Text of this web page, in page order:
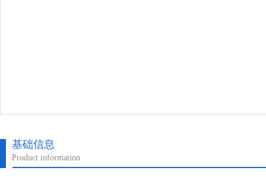
基础信息
Product information